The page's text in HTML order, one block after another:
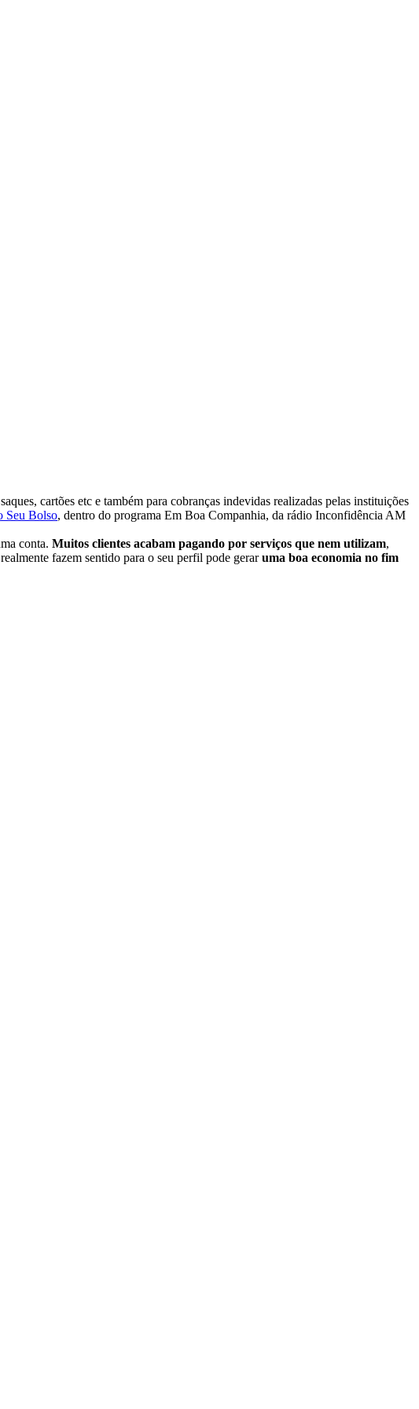
cartões etc e também para cobranças indevidas realizadas pelas instituições
Seu Bolso, dentro do programa Em Boa Companhia, da rádio Inconfidência AM
conta. Muitos clientes acabam pagando por serviços que nem utilizam,
fazem sentido para o seu perfil pode geraruma boa economia no fim